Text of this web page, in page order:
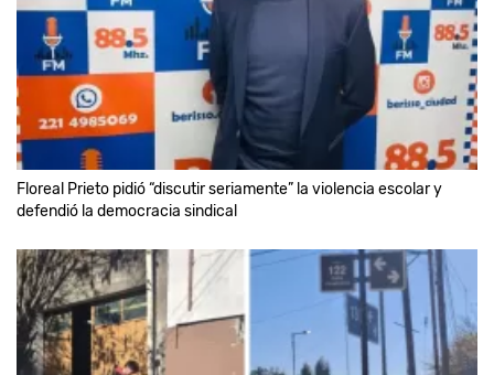
Floreal Prieto pidió “discutir seriamente” la violencia escolar y
defendió la democracia sindical